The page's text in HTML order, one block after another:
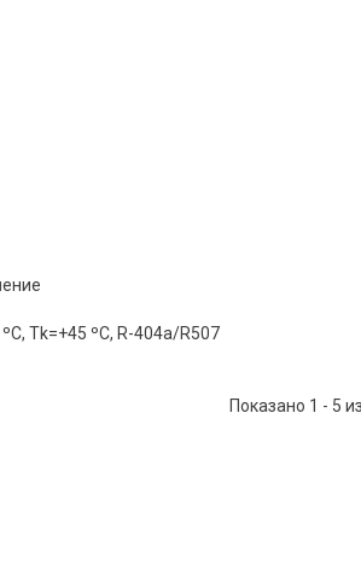
Tk=+45 ºC, R-404а/R507
Показано 1 - 5